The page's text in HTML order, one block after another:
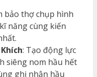
bảo thợ chụp hình
năng cùng kiến
: Tạo động lực
siêng nom hầu hết
ghi nhận hầu